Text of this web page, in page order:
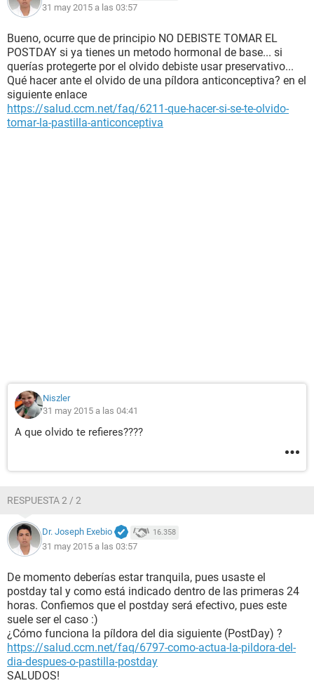
31 may 2015 a las 03:57
Bueno, ocurre que de principio NO DEBISTE TOMAR EL
POSTDAY si ya tienes un metodo hormonal de base... si
querías protegerte por el olvido debiste usar preservativo...
Qué hacer ante el olvido de una píldora anticonceptiva? en el
siguiente enlace
https://salud.ccm.net/faq/6211-que-hacer-si-se-te-olvido-
tomar-la-pastilla-anticonceptiva
Niszler
31 may 2015 a las 04:41
A que olvido te refieres????
RESPUESTA 2 / 2
Dr. Joseph Exebio 16.358
31 may 2015 a las 03:57
De momento deberías estar tranquila, pues usaste el
postday tal y como está indicado dentro de las primeras 24
horas. Confiemos que el postday será efectivo, pues este
suele ser el caso :)
¿Cómo funciona la píldora del dia siguiente (PostDay) ?
https://salud.ccm.net/faq/6797-como-actua-la-pildora-del-
dia-despues-o-pastilla-postday
SALUDOS!